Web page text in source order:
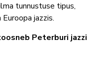
tunnustuse tipus,
jazzis.
Peterburi jazzi